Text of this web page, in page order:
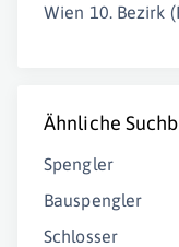
Wien 10. Bezirk
Ähnliche
Spengler
Bauspengler
Schlosser